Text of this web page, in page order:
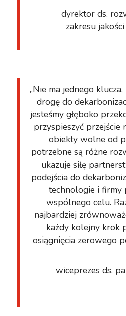
dyrektor ds.
zakresu
„Nie ma jednego
drogę do
jesteśmy głęboko
przyspieszyć przejście
obiekty wolne od
potrzebne są różne
ukazuje siłę
podejścia do
technologie i firmy
wspólnego celu.
najbardziej
każdy kolejny krok
osiągnięcia zerowego
wiceprezes ds.